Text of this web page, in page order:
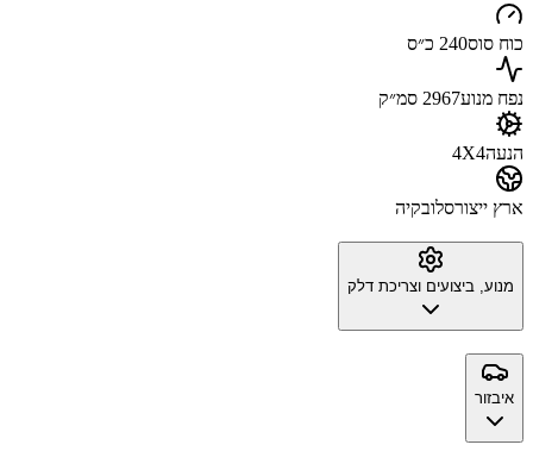
כוח סוס240 כ״ס
נפח מנוע2967 סמ״ק
הנעה4X4
ארץ ייצורסלובקיה
מנוע, ביצועים וצריכת דלק
איבזור